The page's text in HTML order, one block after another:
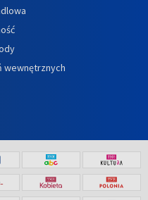
wewnętrznych